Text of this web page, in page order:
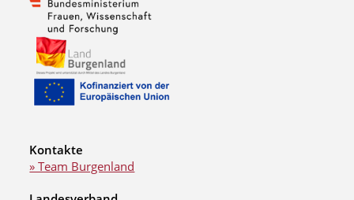
Kontakte
» Team Burgenland